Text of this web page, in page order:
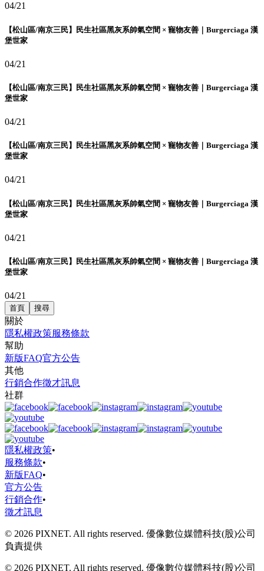
04/21
【松山區/南京三民】民生社區黑灰系帥氣空間 × 寵物友善｜Burgerciaga 漢
堡世家
04/21
【松山區/南京三民】民生社區黑灰系帥氣空間 × 寵物友善｜Burgerciaga 漢
堡世家
04/21
【松山區/南京三民】民生社區黑灰系帥氣空間 × 寵物友善｜Burgerciaga 漢
堡世家
04/21
【松山區/南京三民】民生社區黑灰系帥氣空間 × 寵物友善｜Burgerciaga 漢
堡世家
04/21
【松山區/南京三民】民生社區黑灰系帥氣空間 × 寵物友善｜Burgerciaga 漢
堡世家
04/21
首頁 搜尋
關於
隱私權政策服務條款
幫助
新版FAQ官方公告
其他
行銷合作徵才訊息
社群
隱私權政策•
服務條款•
新版FAQ•
官方公告
行銷合作•
徵才訊息
© 2026 PIXNET. All rights reserved. 優像數位媒體科技(股)公司
負責提供
© 2026 PIXNET. All rights reserved. 優像數位媒體科技(股)公司